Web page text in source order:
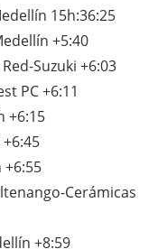
15h:36:25
+5:40
Suzuki +6:03
PC +6:11
+6:15
+6:55
Cerámicas
+8:59